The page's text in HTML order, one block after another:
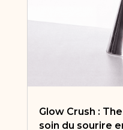
Glow Crush :
soin du sourire